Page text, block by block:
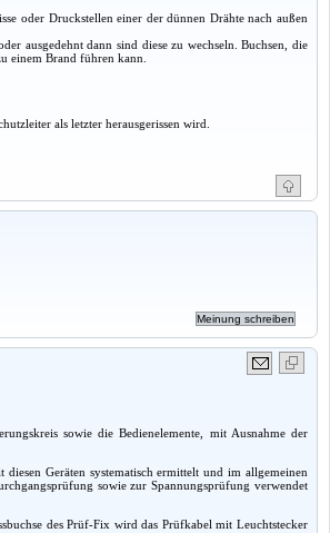
oder Druckstellen einer der dünnen Drähte nach außen
ausgedehnt dann sind diese zu wechseln. Buchsen, die
einem Brand führen kann.
als letzter herausgerissen wird.
sowie die Bedienelemente, mit Ausnahme der
Geräten systematisch ermittelt und im allgemeinen
sowie zur Spannungsprüfung verwendet
des Prüf-Fix wird das Prüfkabel mit Leuchtstecker